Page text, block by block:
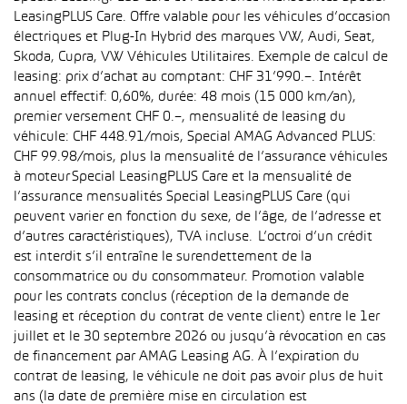
LeasingPLUS Care. Offre valable pour les véhicules d’occasion
électriques et Plug-In Hybrid des marques VW, Audi, Seat,
Skoda, Cupra, VW Véhicules Utilitaires. Exemple de calcul de
leasing: prix d’achat au comptant: CHF 31’990.–. Intérêt
annuel effectif: 0,60%, durée: 48 mois (15 000 km/an),
premier versement CHF 0.–, mensualité de leasing du
véhicule: CHF 448.91/mois, Special AMAG Advanced PLUS:
CHF 99.98/mois, plus la mensualité de l’assurance véhicules
à moteur Special LeasingPLUS Care et la mensualité de
l’assurance mensualités Special LeasingPLUS Care (qui
peuvent varier en fonction du sexe, de l’âge, de l’adresse et
d’autres caractéristiques), TVA incluse. L’octroi d’un crédit
est interdit s’il entraîne le surendettement de la
consommatrice ou du consommateur. Promotion valable
pour les contrats conclus (réception de la demande de
leasing et réception du contrat de vente client) entre le 1er
juillet et le 30 septembre 2026 ou jusqu’à révocation en cas
de financement par AMAG Leasing AG. À l’expiration du
contrat de leasing, le véhicule ne doit pas avoir plus de huit
ans (la date de première mise en circulation est